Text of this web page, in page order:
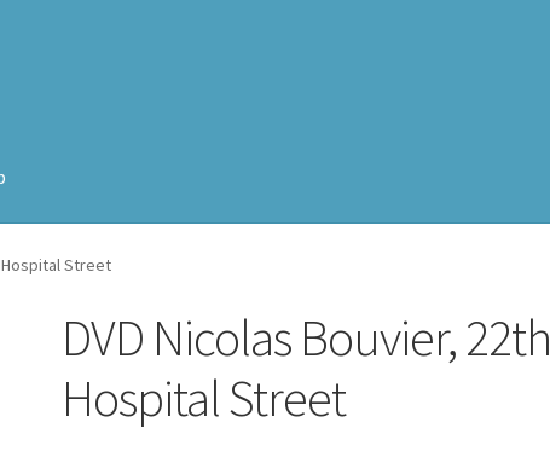
Hospital Street
DVD Nicolas Bouvier, 22th
Hospital Street